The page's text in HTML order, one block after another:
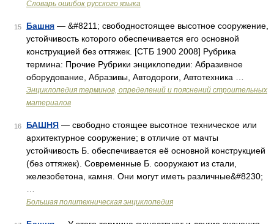
Словарь ошибок русского языка
15 Башня — &#8211; свободностоящее высотное сооружение,
устойчивость которого обеспечивается его основной
конструкцией без оттяжек. [СТБ 1900 2008] Рубрика
термина: Прочие Рубрики энциклопедии: Абразивное
оборудование, Абразивы, Автодороги, Автотехника …
Энциклопедия терминов, определений и пояснений строительных
материалов
16 БАШНЯ — свободно стоящее высотное техническое или
архитектурное сооружение; в отличие от мачты
устойчивость Б. обеспечивается её основной конструкцией
(без оттяжек). Современные Б. сооружают из стали,
железобетона, камня. Они могут иметь различные&#8230;
Большая политехническая энциклопедия